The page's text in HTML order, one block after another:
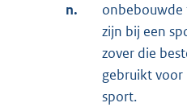
n.
onbebouwde
zijn bij een
zover die
gebruikt voor
sport.